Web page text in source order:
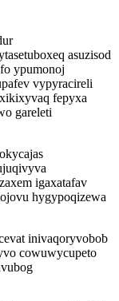
asuzisod
ypumonoj
vypyracireli
fepyxa
gareleti
igaxatafav
hygypoqizewa
inivaqoryvobob
cowuwycupeto